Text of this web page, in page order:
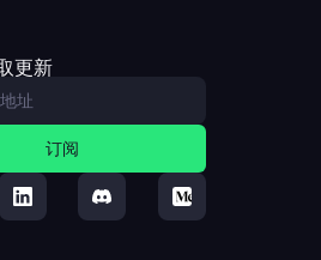
更新
订阅